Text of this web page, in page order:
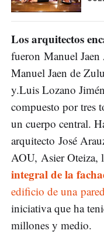
Los arquitectos
fueron Manuel
Manuel Jaen de
y.Luis Lozano
compuesto por tres
un cuerpo central.
arquitecto José
AOU, Asier Oteiza,
integral de la
edificio de una
iniciativa que ha
millones y medio.